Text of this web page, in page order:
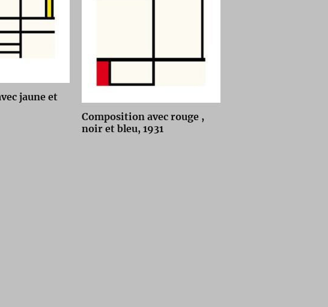
jaune et
Composition avec rouge ,
noir et bleu, 1931